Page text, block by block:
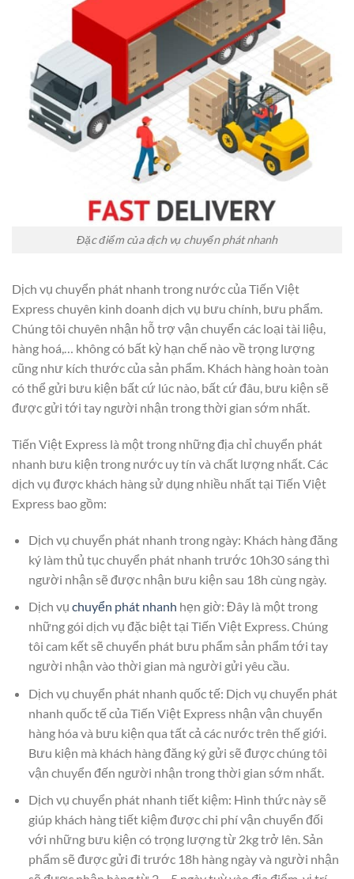
Đặc điểm của dịch vụ chuyển phát nhanh
Dịch vụ chuyển phát nhanh trong nước của Tiến Việt
Express chuyên kinh doanh dịch vụ bưu chính, bưu phẩm.
Chúng tôi chuyên nhận hỗ trợ vận chuyển các loại tài liệu,
hàng hoá,… không có bất kỳ hạn chế nào về trọng lượng
cũng như kích thước của sản phẩm. Khách hàng hoàn toàn
có thể gửi bưu kiện bất cứ lúc nào, bất cứ đâu, bưu kiện sẽ
được gửi tới tay người nhận trong thời gian sớm nhất.
Tiến Việt Express là một trong những địa chỉ chuyển phát
nhanh bưu kiện trong nước uy tín và chất lượng nhất. Các
dịch vụ được khách hàng sử dụng nhiều nhất tại Tiến Việt
Express bao gồm:
Dịch vụ chuyển phát nhanh trong ngày: Khách hàng đăng
ký làm thủ tục chuyển phát nhanh trước 10h30 sáng thì
người nhận sẽ được nhận bưu kiện sau 18h cùng ngày.
Dịch vụ chuyển phát nhanh hẹn giờ: Đây là một trong
những gói dịch vụ đặc biệt tại Tiến Việt Express. Chúng
tôi cam kết sẽ chuyển phát bưu phẩm sản phẩm tới tay
người nhận vào thời gian mà người gửi yêu cầu.
Dịch vụ chuyển phát nhanh quốc tế: Dịch vụ chuyển phát
nhanh quốc tế của Tiến Việt Express nhận vận chuyển
hàng hóa và bưu kiện qua tất cả các nước trên thế giới.
Bưu kiện mà khách hàng đăng ký gửi sẽ được chúng tôi
vận chuyển đến người nhận trong thời gian sớm nhất.
Dịch vụ chuyển phát nhanh tiết kiệm: Hình thức này sẽ
giúp khách hàng tiết kiệm được chi phí vận chuyển đối
với những bưu kiện có trọng lượng từ 2kg trở lên. Sản
phẩm sẽ được gửi đi trước 18h hàng ngày và người nhận